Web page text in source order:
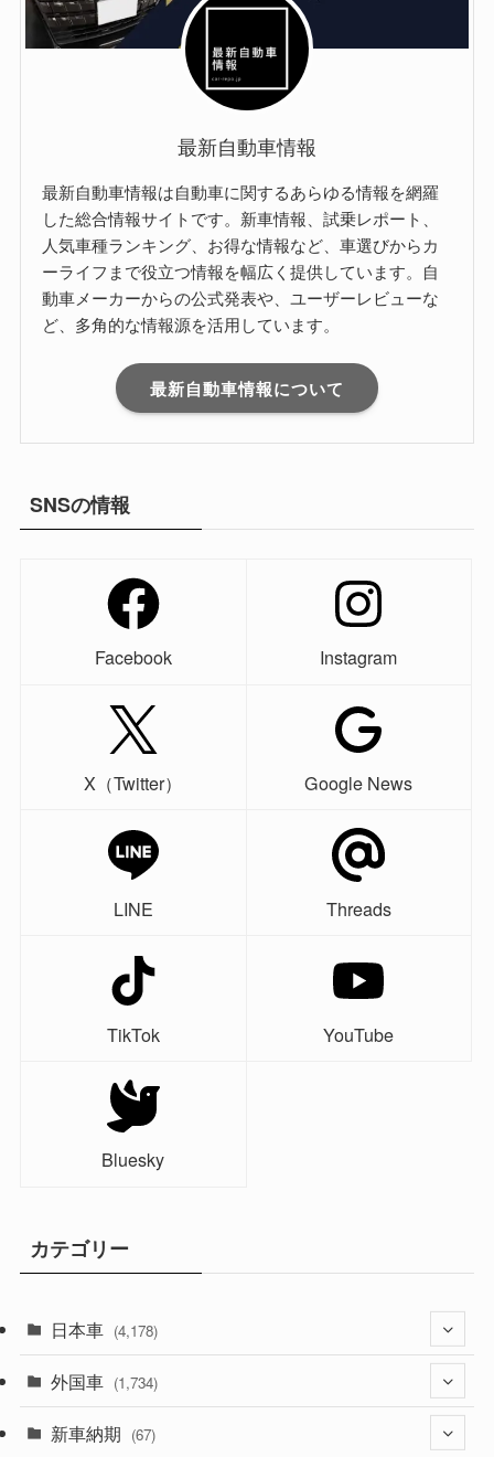
最新自動車情報
最新自動車情報は自動車に関するあらゆる情報を網羅
した総合情報サイトです。新車情報、試乗レポート、
人気車種ランキング、お得な情報など、車選びからカ
ーライフまで役立つ情報を幅広く提供しています。自
動車メーカーからの公式発表や、ユーザーレビューな
ど、多角的な情報源を活用しています。
最新自動車情報について
SNSの情報
Facebook Instagram
X（Twitter） Google News
LINE Threads
TikTok YouTube
Bluesky
カテゴリー
日本車 (4,178)
(1,323)
(330)
外国車 (1,734)
新車納期 (67)